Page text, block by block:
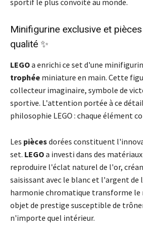
Minifigurine exclusive et
qualité ✨
LEGOa enrichi ce set d'une
trophée miniature en main. Cette
collecteur imaginaire, symbole de
sportive. L'attention portée à ce
philosophie LEGO : chaque élément
Les pièces dorées constituent
set. LEGOa investi dans des
reproduire l'éclat naturel de l'or,
saisissant avec le blanc et l'argent de
harmonie chromatique transforme le
objet de prestige susceptible de
n'importe quel intérieur.